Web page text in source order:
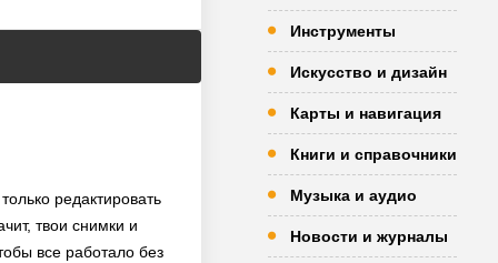
редактировать
твои снимки и
все работало без
Инструменты
Искусство и дизайн
Карты и навигация
Книги и справочники
Музыка и аудио
Новости и журналы